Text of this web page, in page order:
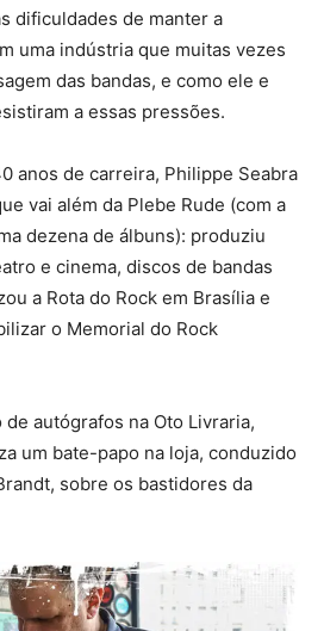
dificuldades de manter a
uma indústria que muitas vezes
das bandas, e como ele e
a essas pressões.
anos de carreira, Philippe Seabra
vai além da Plebe Rude (com a
dezena de álbuns): produziu
e cinema, discos de bandas
a Rota do Rock em Brasília e
o Memorial do Rock
de autógrafos na Oto Livraria,
um bate-papo na loja, conduzido
sobre os bastidores da